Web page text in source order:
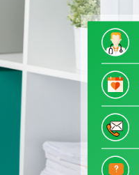
Chỉ đạo tuyến & Đào tạo
Danh mục dịch vụ kỹ thuật
Tuyển dụng